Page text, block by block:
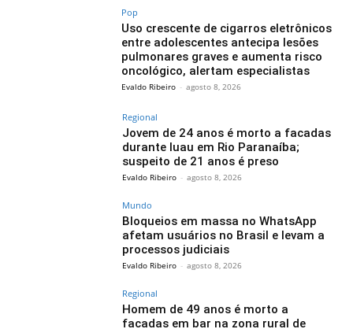
Pop
Uso crescente de cigarros eletrônicos
entre adolescentes antecipa lesões
pulmonares graves e aumenta risco
oncológico, alertam especialistas
Evaldo Ribeiro - agosto 8, 2026
Regional
Jovem de 24 anos é morto a facadas
durante luau em Rio Paranaíba;
suspeito de 21 anos é preso
Evaldo Ribeiro - agosto 8, 2026
Mundo
Bloqueios em massa no WhatsApp
afetam usuários no Brasil e levam a
processos judiciais
Evaldo Ribeiro - agosto 8, 2026
Regional
Homem de 49 anos é morto a
facadas em bar na zona rural de